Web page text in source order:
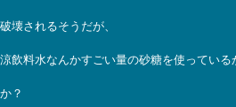
壊されるそうだが、
飲料水なんかすごい量の砂糖を使ってい
？